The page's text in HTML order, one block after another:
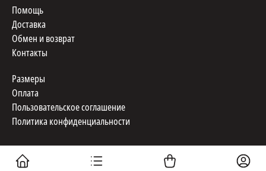
Помощь
Доставка
Обмен и возврат
Контакты
Размеры
Оплата
Пользовательское соглашение
Политика конфиденциальности